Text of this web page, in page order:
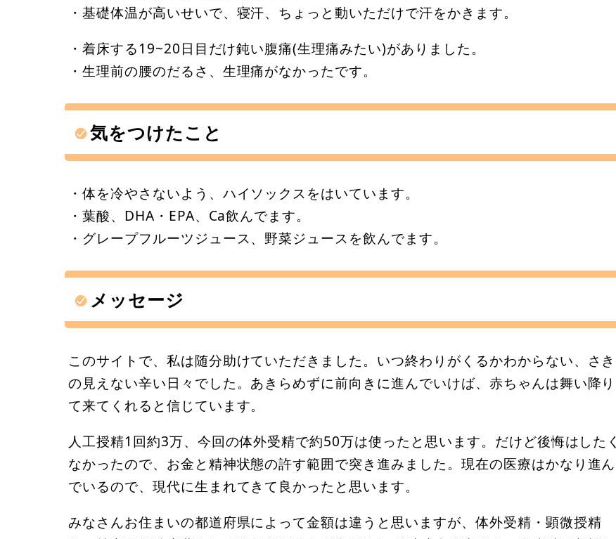
・基礎体温が高いせいで、寝汗、ちょっと動いただけで汗をかきます。
・着床する19~20日目だけ鈍い腹痛(生理痛みたい)がありました。
・生理前の腰のだるさ、生理痛がなかったです。
気をつけたこと
・体を冷やさないよう、ハイソックスをはいています。
・葉酸、DHA・EPA、Ca飲んでます。
・グレープフルーツジュース、野菜ジュースを飲んでます。
メッセージ
このサイトで、私は随分助けていただきました。いつ終わりがくるかわからない、さき
の見えない辛い日々でした。あきらめずに前向きに進んでいけば、赤ちゃんは舞い降り
て来てくれると信じています。
人工授精1回約3万、今回の体外受精で約50万は使ったと思います。だけど後悔はしたく
なかったので、お金と精神状態の許す範囲で突き進みました。現在の医療はかなり進ん
でいるので、現代に生まれてきて良かったと思います。
みなさんお住まいの都道府県によって金額は違うと思いますが、体外受精・顕微授精